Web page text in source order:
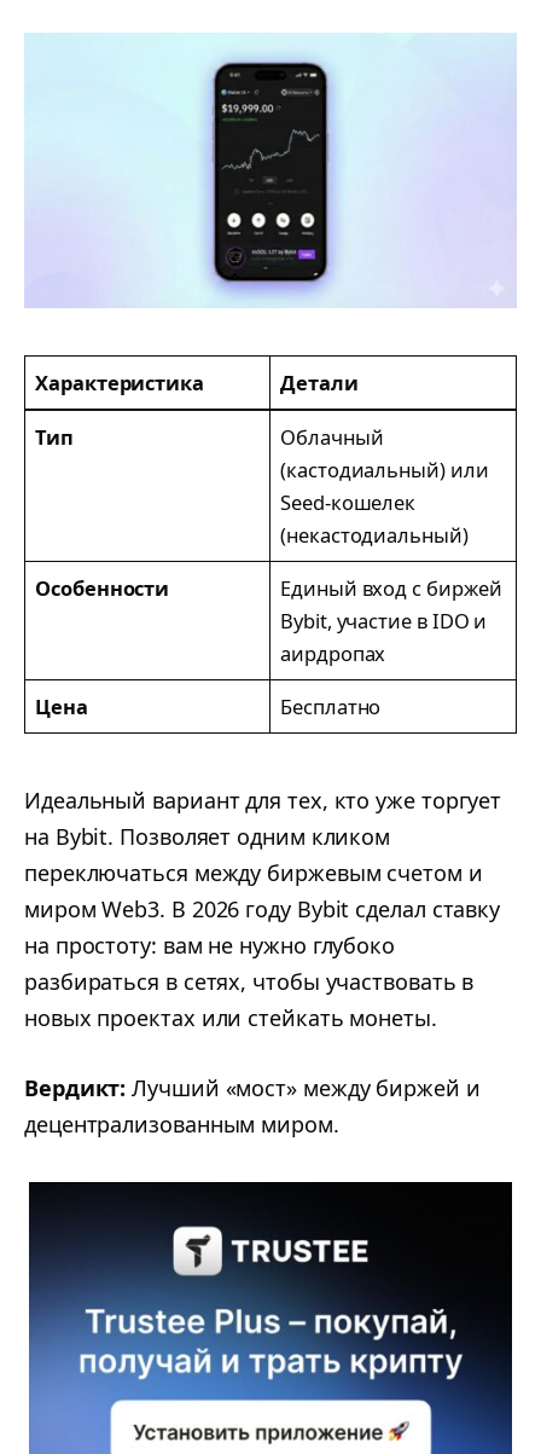
Характеристика
Детали
Тип
Облачный
(кастодиальный) или
Seed-кошелек
(некастодиальный)
Особенности
Единый вход с биржей
Bybit, участие в IDO и
аирдропах
Цена
Бесплатно
Идеальный вариант для тех, кто уже торгует
на Bybit. Позволяет одним кликом
переключаться между биржевым счетом и
миром Web3. В 2026 году Bybit сделал ставку
на простоту: вам не нужно глубоко
разбираться в сетях, чтобы участвовать в
новых проектах или стейкать монеты.
Вердикт: Лучший «мост» между биржей и
децентрализованным миром.